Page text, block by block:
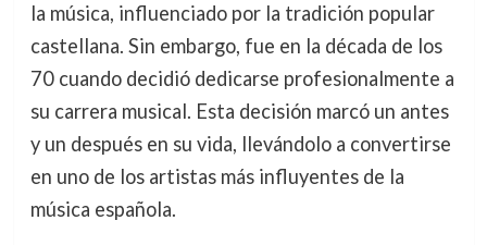
la música, influenciado por la tradición popular
castellana. Sin embargo, fue en la década de los
70 cuando decidió dedicarse profesionalmente a
su carrera musical. Esta decisión marcó un antes
y un después en su vida, llevándolo a convertirse
en uno de los artistas más influyentes de la
música española.